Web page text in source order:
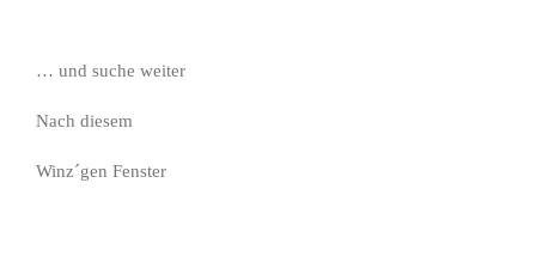
… und suche weiter
Nach diesem
Winz´gen Fenster